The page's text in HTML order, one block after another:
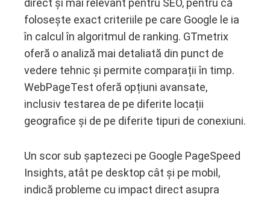
direct și mai relevant pentru SEO, pentru că
folosește exact criteriile pe care Google le ia
în calcul în algoritmul de ranking. GTmetrix
oferă o analiză mai detaliată din punct de
vedere tehnic și permite comparații în timp.
WebPageTest oferă opțiuni avansate,
inclusiv testarea de pe diferite locații
geografice și de pe diferite tipuri de conexiuni.
Un scor sub șaptezeci pe Google PageSpeed
Insights, atât pe desktop cât și pe mobil,
indică probleme cu impact direct asupra